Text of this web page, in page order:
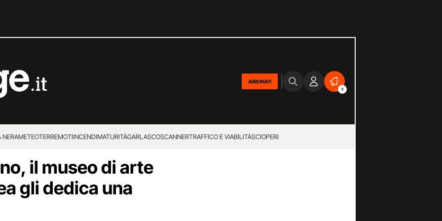
ABBONATI
2
NERAMETEOTERREMOTIINCENDIMATURITÀGARLASCOSCANNERTRAFFICO E VIABILITÀSCIOPERI
il museo di arte
gli dedica una